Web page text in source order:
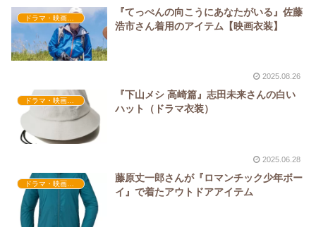
『てっぺんの向こうにあなたがいる』佐藤
浩市さん着用のアイテム【映画衣装】
2025.08.26
ドラマ・映画衣装
『下山メシ 高崎篇』志田未来さんの白い
ハット（ドラマ衣装）
2025.06.28
ドラマ・映画衣装
藤原丈一郎さんが『ロマンチック少年ボー
イ』で着たアウトドアアイテム